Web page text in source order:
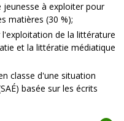
à exploiter pour
matières (30 %);
de la littérature
et la littératie médiatique
classe d'une situation
basée sur les écrits